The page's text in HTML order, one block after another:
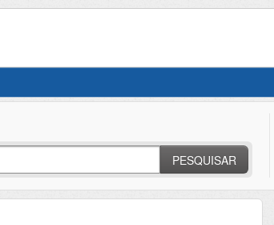
PESQUISAR